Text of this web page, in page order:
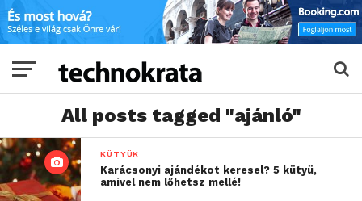
All posts tagged "ajánló"
KÜTYÜK
Karácsonyi ajándékot keresel? 5 kütyü,
amivel nem lőhetsz mellé!